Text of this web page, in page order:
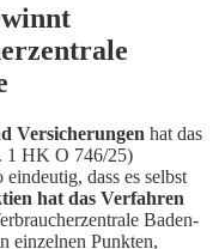
Versicherungen hat das
1 HK O 746/25)
dass es selbst
hat das Verfahren
Baden-
einzelnen Punkten,